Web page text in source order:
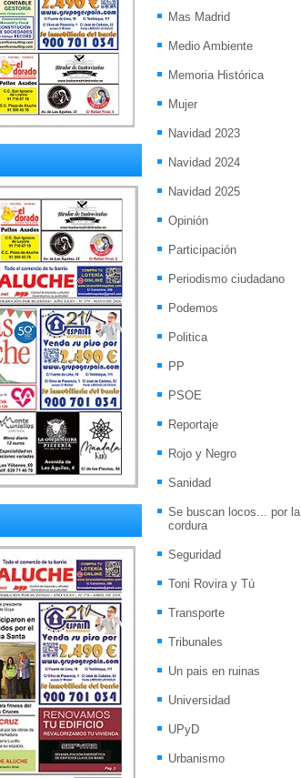
Mas Madrid
Medio Ambiente
Memoria Histórica
Mujer
Navidad 2023
Navidad 2024
Navidad 2025
Opinión
Participación
Periodismo ciudadano
Podemos
Politica
PP
PSOE
Reportaje
Rojo y Negro
Sanidad
Se buscan locos... por la
cordura
Seguridad
Toni Rovira y Tú
Transporte
Tribunales
Un pais en ruinas
Universidad
UPyD
Urbanismo